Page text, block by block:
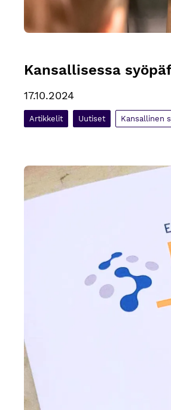
Kansallisessa
17.10.2024
Artikkelit Uutiset Kansallinen
Eurooppalaisia